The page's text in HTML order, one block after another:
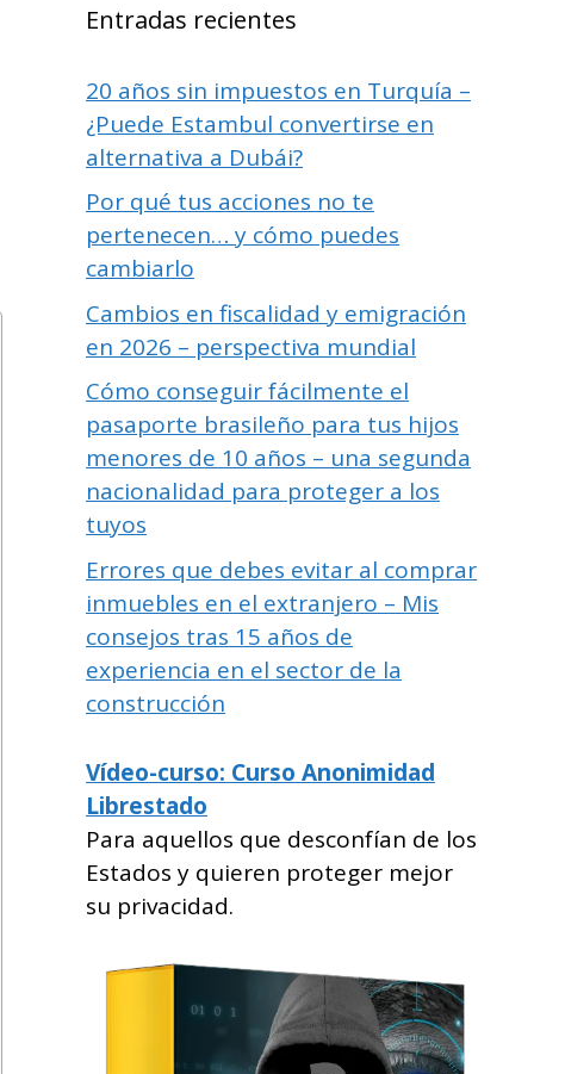
Entradas recientes
20 años sin impuestos en Turquía –
¿Puede Estambul convertirse en
alternativa a Dubái?
Por qué tus acciones no te
pertenecen… y cómo puedes
cambiarlo
Cambios en fiscalidad y emigración
en 2026 – perspectiva mundial
Cómo conseguir fácilmente el
pasaporte brasileño para tus hijos
menores de 10 años – una segunda
nacionalidad para proteger a los
tuyos
Errores que debes evitar al comprar
inmuebles en el extranjero – Mis
consejos tras 15 años de
experiencia en el sector de la
construcción
Vídeo-curso: Curso Anonimidad
Librestado
Para aquellos que desconfían de los
Estados y quieren proteger mejor
su privacidad.